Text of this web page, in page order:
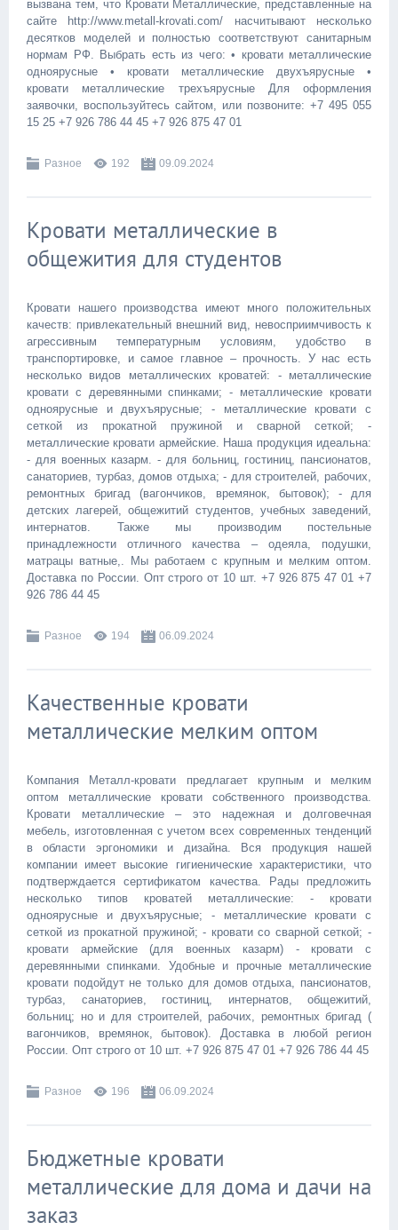
вызвана тем, что Кровати Металлические, представленные на
сайте http://www.metall-krovati.com/ насчитывают несколько
десятков моделей и полностью соответствуют санитарным
нормам РФ. Выбрать есть из чего: • кровати металлические
одноярусные • кровати металлические двухъярусные •
кровати металлические трехъярусные Для оформления
заявочки, воспользуйтесь сайтом, или позвоните: +7 495 055
15 25 +7 926 786 44 45 +7 926 875 47 01
Разное 192 09.09.2024
Кровати металлические в
общежития для студентов
Кровати нашего производства имеют много положительных
качеств: привлекательный внешний вид, невосприимчивость к
агрессивным температурным условиям, удобство в
транспортировке, и самое главное – прочность. У нас есть
несколько видов металлических кроватей: - металлические
кровати с деревянными спинками; - металлические кровати
одноярусные и двухъярусные; - металлические кровати с
сеткой из прокатной пружиной и сварной сеткой; -
металлические кровати армейские. Наша продукция идеальна:
- для военных казарм. - для больниц, гостиниц, пансионатов,
санаториев, турбаз, домов отдыха; - для строителей, рабочих,
ремонтных бригад (вагончиков, времянок, бытовок); - для
детских лагерей, общежитий студентов, учебных заведений,
интернатов. Также мы производим постельные
принадлежности отличного качества – одеяла, подушки,
матрацы ватные,. Мы работаем с крупным и мелким оптом.
Доставка по России. Опт строго от 10 шт. +7 926 875 47 01 +7
926 786 44 45
Разное 194 06.09.2024
Качественные кровати
металлические мелким оптом
Компания Металл-кровати предлагает крупным и мелким
оптом металлические кровати собственного производства.
Кровати металлические – это надежная и долговечная
мебель, изготовленная с учетом всех современных тенденций
в области эргономики и дизайна. Вся продукция нашей
компании имеет высокие гигиенические характеристики, что
подтверждается сертификатом качества. Рады предложить
несколько типов кроватей металлические: - кровати
одноярусные и двухъярусные; - металлические кровати с
сеткой из прокатной пружиной; - кровати со сварной сеткой; -
кровати армейские (для военных казарм) - кровати с
деревянными спинками. Удобные и прочные металлические
кровати подойдут не только для домов отдыха, пансионатов,
турбаз, санаториев, гостиниц, интернатов, общежитий,
больниц; но и для строителей, рабочих, ремонтных бригад (
вагончиков, времянок, бытовок). Доставка в любой регион
России. Опт строго от 10 шт. +7 926 875 47 01 +7 926 786 44 45
Разное 196 06.09.2024
Бюджетные кровати
металлические для дома и дачи на
заказ